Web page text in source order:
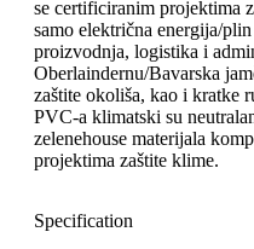
se certificiranim projektima
samo električna energija/
proizvodnja, logistika i
Oberlaindernu/Bavarska
zaštite okoliša, kao i kratke
PVC-a klimatski su
zelenehouse materijala
projektima zaštite klime.
Specification